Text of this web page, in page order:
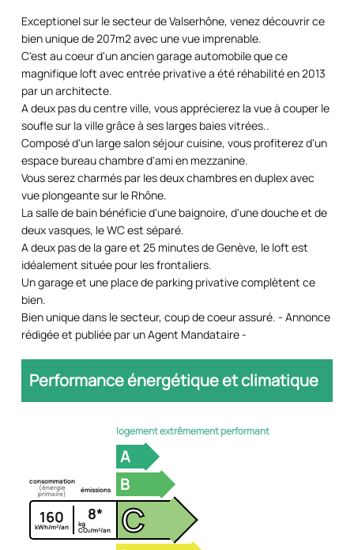
Exceptionel sur le secteur de Valserhône, venez découvrir ce
bien unique de 207m2 avec une vue imprenable.
C'est au coeur d'un ancien garage automobile que ce
magnifique loft avec entrée privative a été réhabilité en 2013
par un architecte.
A deux pas du centre ville, vous apprécierez la vue à couper le
soufle sur la ville grâce à ses larges baies vitrées..
Composé d'un large salon séjour cuisine, vous profiterez d'un
espace bureau chambre d'ami en mezzanine.
Vous serez charmés par les deux chambres en duplex avec
vue plongeante sur le Rhône.
La salle de bain bénéficie d'une baignoire, d'une douche et de
deux vasques, le WC est séparé.
A deux pas de la gare et 25 minutes de Genève, le loft est
idéalement située pour les frontaliers.
Un garage et une place de parking privative complètent ce
bien.
Bien unique dans le secteur, coup de coeur assuré. - Annonce
rédigée et publiée par un Agent Mandataire -
Performance énergétique et climatique
logement extrêmement performant
A
B
consommation
(énergie
primaire)
160
kWh/m²/an
émissions
8*
kg
CO₂/m²/an C